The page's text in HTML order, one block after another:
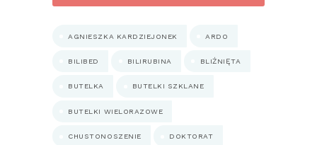
AGNIESZKA KARDZIEJONEK ARDO
BILIBED BILIRUBINA BLIŹNIĘTA
BUTELKA BUTELKI SZKLANE
BUTELKI WIELORAZOWE
CHUSTONOSZENIE DOKTORAT